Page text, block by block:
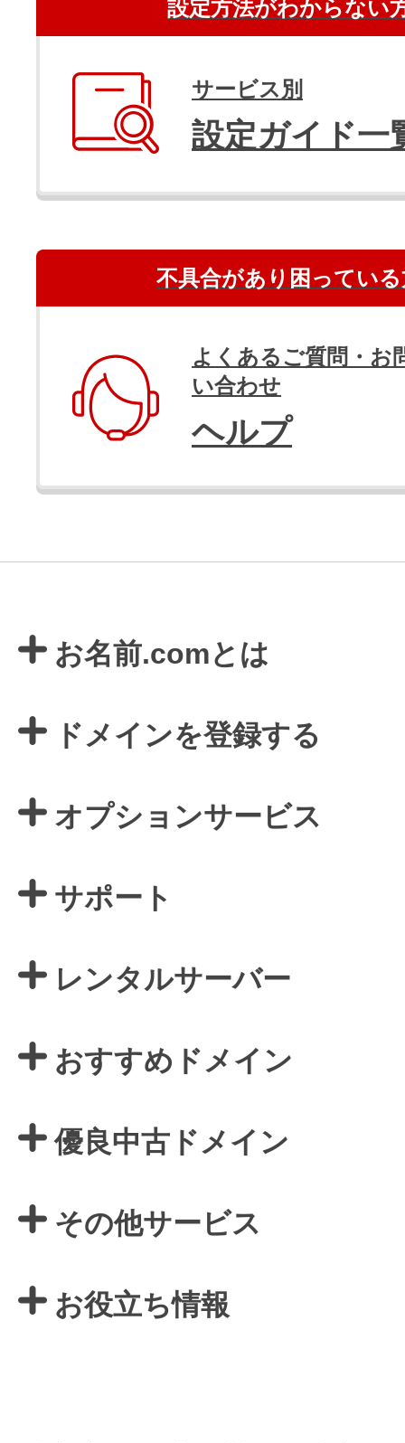
設定方法がわからない
サービス別
設定ガイド一
不具合があり困っている
よくあるご質問・お
い合わせ
ヘルプ
お名前.comとは
ドメインを登録する
オプションサービス
サポート
レンタルサーバー
おすすめドメイン
優良中古ドメイン
その他サービス
お役立ち情報